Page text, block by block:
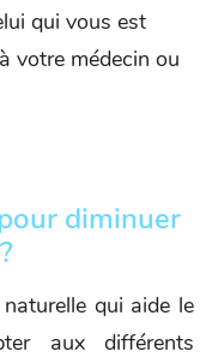
qui vous est
votre médecin ou
diminuer
qui aide le
aux différents